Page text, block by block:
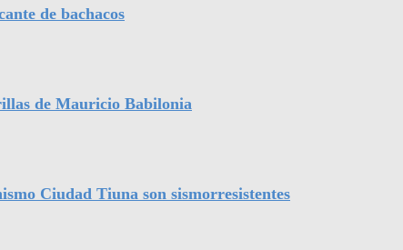
de bachacos
de Mauricio Babilonia
Ciudad Tiuna son sismorresistentes